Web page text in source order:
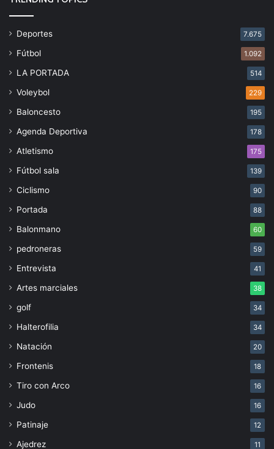
Deportes 7.675
Fútbol 1.092
LA PORTADA 514
Voleybol 229
Baloncesto 195
Agenda Deportiva 178
Atletismo 175
Fútbol sala 139
Ciclismo 90
Portada 88
Balonmano 60
pedroneras 59
Entrevista 41
Artes marciales 38
golf 34
Halterofilia 34
Natación 20
Frontenis 18
Tiro con Arco 16
Judo 16
Patinaje 12
Ajedrez 11